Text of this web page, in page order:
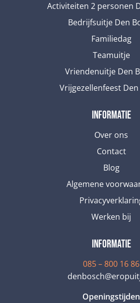
Activiteiten 2 personen
Bedrijfsuitje Den
Familiedag
Teamuitje
Vriendenuitje Den
Vrijgezellenfeest Den
informatie
Over ons
Contact
Blog
Algemene
Werken bij
informatie
085 – 800 16 86
Openingstijden